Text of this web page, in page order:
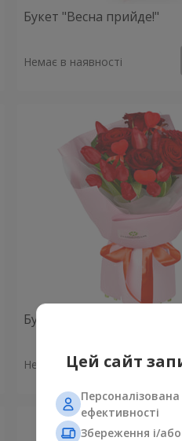
Букет "Весна прийде!"
Немає в наявності
Букет "Монамі"
Немає в наявності
Цей сайт
ефективності
Збереження і/